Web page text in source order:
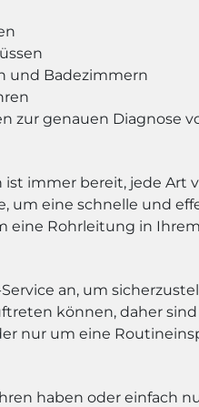
und Badezimmern
zur genauen Diagnose
ist immer bereit, jede
um eine schnelle und
eine Rohrleitung in
an, um
können, daher
nur um eine
haben oder einfach